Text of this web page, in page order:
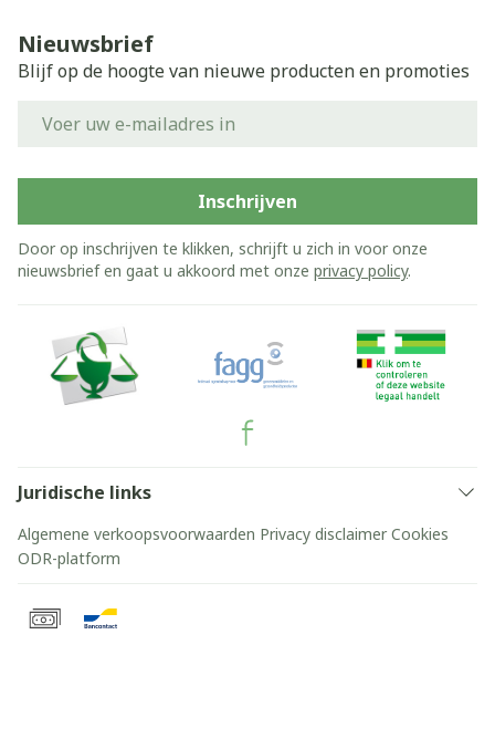
Nieuwsbrief
Blijf op de hoogte van nieuwe producten en promoties
Inschrijven
Door op inschrijven te klikken, schrijft u zich in voor onze
nieuwsbrief en gaat u akkoord met onze privacy policy.
Juridische links
Algemene verkoopsvoorwaarden Privacy disclaimer Cookies
ODR-platform